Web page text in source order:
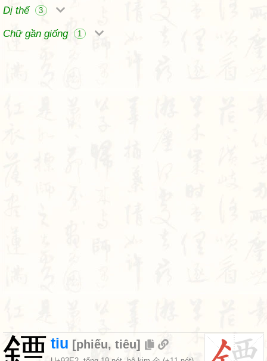
Dị thể 3
Chữ gần giống 1
tiu [phiếu, tiêu]